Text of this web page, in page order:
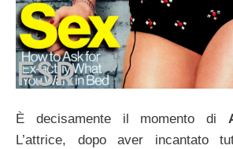
È decisamente il momento di
L’attrice, dopo aver incantato